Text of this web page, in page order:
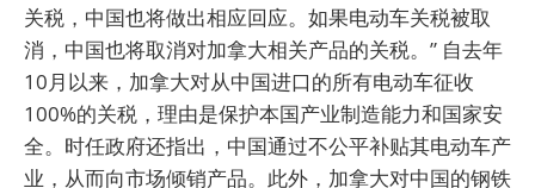
关税，中国也将做出相应回应。如果电动车关税被取
消，中国也将取消对加拿大相关产品的关税。” 自去年
10月以来，加拿大对从中国进口的所有电动车征收
100%的关税，理由是保护本国产业制造能力和国家安
全。时任政府还指出，中国通过不公平补贴其电动车产
业，从而向市场倾销产品。此外，加拿大对中国的钢铁